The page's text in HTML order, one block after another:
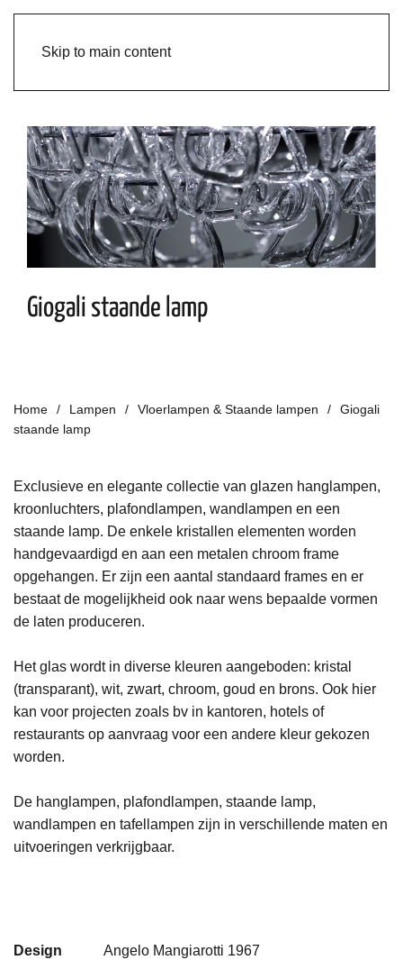
Skip to main content
Giogali staande lamp
Home Lampen Vloerlampen & Staande lampen
Giogali
staande lamp
Exclusieve en elegante collectie van glazen hanglampen,
kroonluchters, plafondlampen, wandlampen en een
staande lamp. De enkele kristallen elementen worden
handgevaardigd en aan een metalen chroom frame
opgehangen. Er zijn een aantal standaard frames en er
bestaat de mogelijkheid ook naar wens bepaalde vormen
de laten produceren.
Het glas wordt in diverse kleuren aangeboden: kristal
(transparant), wit, zwart, chroom, goud en brons. Ook hier
kan voor projecten zoals bv in kantoren, hotels of
restaurants op aanvraag voor een andere kleur gekozen
worden.
De hanglampen, plafondlampen, staande lamp,
wandlampen en tafellampen zijn in verschillende maten en
uitvoeringen verkrijgbaar.
Design Angelo Mangiarotti 1967